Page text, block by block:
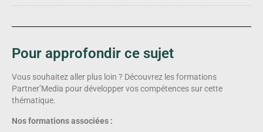
Pour approfondir ce sujet
Vous souhaitez aller plus loin ? Découvrez les formations
Partner’Media pour développer vos compétences sur cette
thématique.
Nos formations associées :